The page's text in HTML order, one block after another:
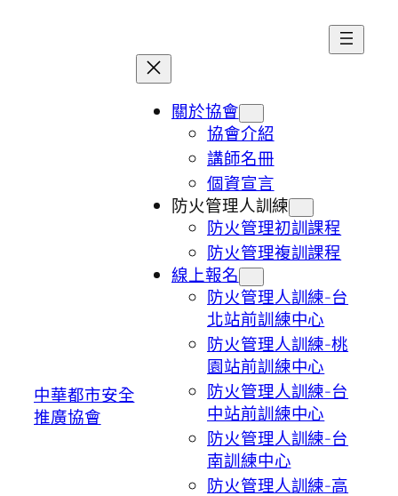
中華都市安全
推廣協會
關於協會
協會介紹
講師名冊
個資宣言
防火管理人訓練
防火管理初訓課程
防火管理複訓課程
線上報名
防火管理人訓練-台
北站前訓練中心
防火管理人訓練-桃
園站前訓練中心
防火管理人訓練-台
中站前訓練中心
防火管理人訓練-台
南訓練中心
防火管理人訓練-高